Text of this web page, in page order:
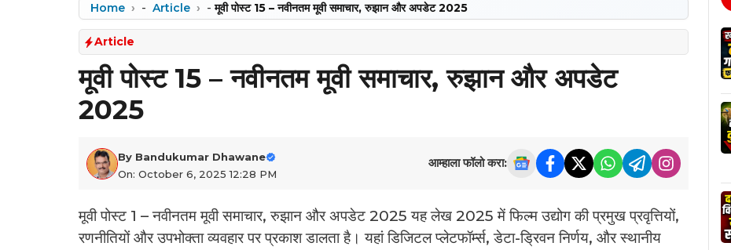
Home - Article -मूवी पोस्ट 15 – नवीनतम मूवी समाचार, रुझान और अपडेट 2025
Article
मूवी पोस्ट 15 – नवीनतम मूवी समाचार, रुझान और अपडेट
2025
By Bandukumar Dhawane
On: October 6, 2025 12:28 PM
आम्हाला फॉलो करा:
मूवी पोस्ट 1 – नवीनतम मूवी समाचार, रुझान और अपडेट 2025 यह लेख 2025 में फिल्म उद्योग की प्रमुख प्रवृत्तियों,
रणनीतियों और उपभोक्ता व्यवहार पर प्रकाश डालता है। यहां डिजिटल प्लेटफॉर्म्स, डेटा-ड्रिवन निर्णय, और स्थानीय